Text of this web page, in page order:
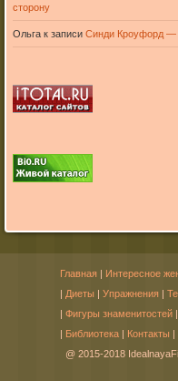
сторону
Ольгак записи Синди Кроуфорд —
Главная | Интересное
| Диеты | Упражнения |
| Фигуры знаменитостей |
| Библиотека | Контакты |
@ 2015-2018